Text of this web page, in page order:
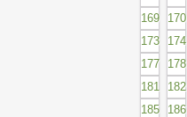
169
170
173
174
177
178
181
182
185
186